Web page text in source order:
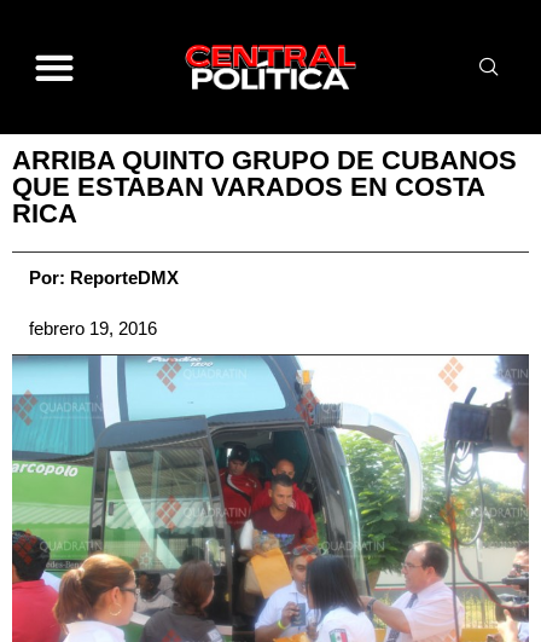
ARRIBA QUINTO GRUPO DE CUBANOS
QUE ESTABAN VARADOS EN COSTA
RICA
Por: ReporteDMX
febrero 19, 2016